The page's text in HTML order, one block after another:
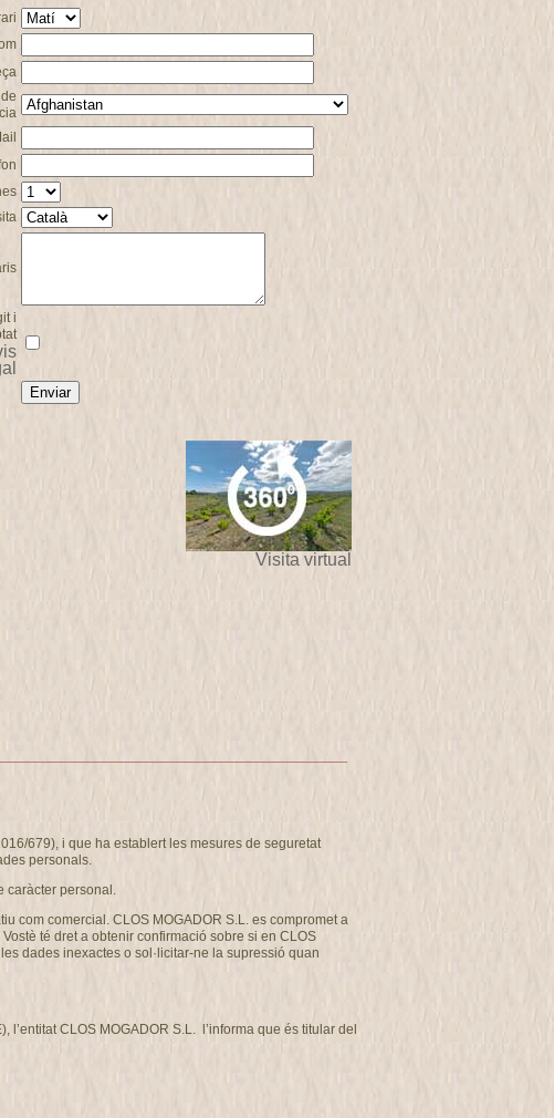
i
Visita virtual
679), i que ha establert les mesures de seguretat
personals.
caràcter personal.
com comercial. CLOS MOGADOR S.L. es compromet a
té dret a obtenir confirmació sobre si en CLOS
dades inexactes o sol·licitar-ne la supressió quan
CLOS MOGADOR S.L. l’informa que és titular del